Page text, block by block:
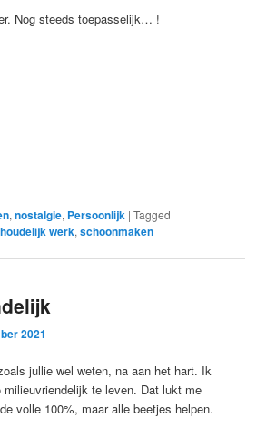
Nog steeds toepasselijk… !
,nostalgie, Persoonlijk |Tagged
werk,schoonmaken
2021
jullie wel weten, na aan het hart. Ik
milieuvriendelijk te leven. Dat lukt me
volle 100%, maar alle beetjes helpen.